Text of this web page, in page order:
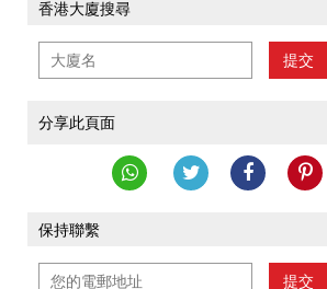
香港大廈搜尋
提交
分享此頁面
保持聯繫
提交